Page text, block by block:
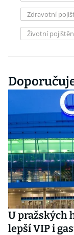
Zdravotní
Životní
U pražských
lepší VIP i